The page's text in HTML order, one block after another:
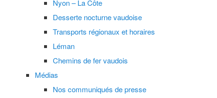
Nyon – La Côte
Desserte nocturne vaudoise
Transports régionaux et horaires
Léman
Chemins de fer vaudois
Médias
Nos communiqués de presse